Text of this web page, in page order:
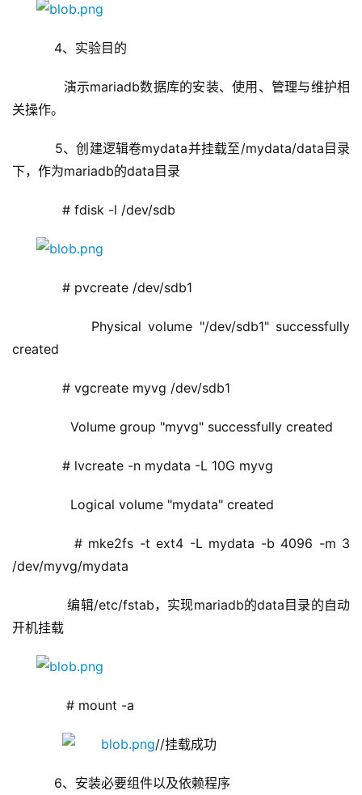
4、实验目的
演示mariadb数据库的安装、使用、管理与维护相
关操作。
5、创建逻辑卷mydata并挂载至/mydata/data目录
下，作为mariadb的data目录
# fdisk -l /dev/sdb
# pvcreate /dev/sdb1
Physical volume "/dev/sdb1" successfully
created
# vgcreate myvg /dev/sdb1
Volume group "myvg" successfully created
# lvcreate -n mydata -L 10G myvg
Logical volume "mydata" created
# mke2fs -t ext4 -L mydata -b 4096 -m 3
/dev/myvg/mydata
编辑/etc/fstab，实现mariadb的data目录的自动
开机挂载
# mount -a
//挂载成功
6、安装必要组件以及依赖程序